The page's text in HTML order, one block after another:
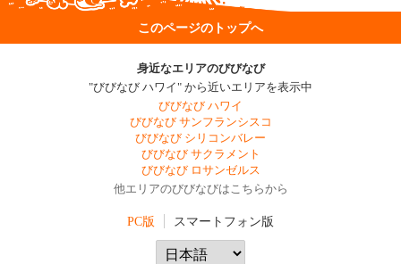
このページのトップへ
身近なエリアのびびなび
"びびなび ハワイ" から近いエリアを表示中
びびなび ハワイ
びびなび サンフランシスコ
びびなび シリコンバレー
びびなび サクラメント
びびなび ロサンゼルス
他エリアのびびなびはこちらから
PC版 スマートフォン版